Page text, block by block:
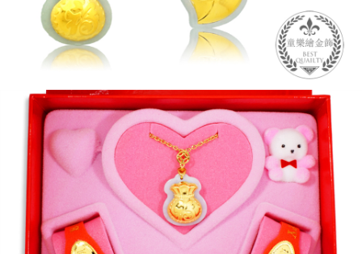
【注意事項】
１．透過由恩沛科技股份有限公司提供之「AFTEE先享後付」服務完成之交
易，需依本服務之必要範圍內提供個人資料，並將交易相關給付款項請求債
權轉讓予恩沛科技股份有限公司。
https://aftee.tw/terms/#terms3
３．未成年的使用者請事先徵得法定代理人或監護人之同意方可使用
「AFTEE先享後付」，若未經同意申辦者引起之損失，本公司不負相關責
任。
４．使用「AFTEE先享後付」時，將依據個別帳號之用戶狀況，依本公司即
時審查核予不同之上限額度；若仍有額度不足之情形，本公司將視審查結果
請求用戶進行身份認證。
５．嚴禁一人註冊多個帳號或使用他人資訊註冊。若發現惡意使用之情形，
恩沛科技股份有限公司將有權停止該用戶之使用額度並採取法律行動。